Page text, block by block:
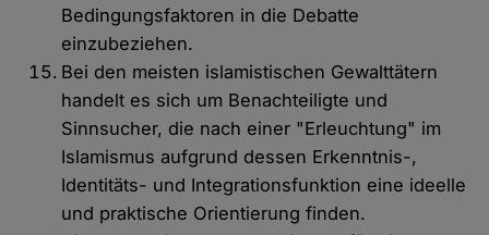
Bedingungsfaktoren in die Debatte
einzubeziehen.
Bei den meisten islamistischen Gewalttätern
handelt es sich um Benachteiligte und
Sinnsucher, die nach einer "Erleuchtung" im
Islamismus aufgrund dessen Erkenntnis-,
Identitäts- und Integrationsfunktion eine ideelle
und praktische Orientierung finden.